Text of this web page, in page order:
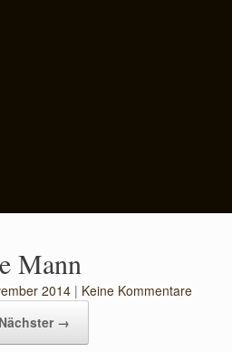
Mann
2014 | Keine Kommentare
Nächster →